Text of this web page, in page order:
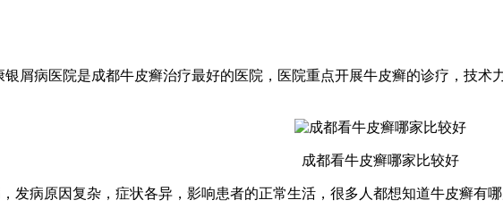
屑病医院是成都牛皮癣治疗最好的医院，医院重点开展牛皮癣的诊疗，技
成都看牛皮癣哪家比较好
发病原因复杂，症状各异，影响患者的正常生活，很多人都想知道牛皮癣有